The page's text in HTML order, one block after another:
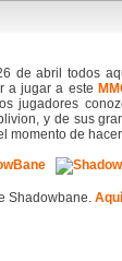
de abril todos
a jugar a este
jugadores
y de sus
momento de
Shadowbane. Aquí